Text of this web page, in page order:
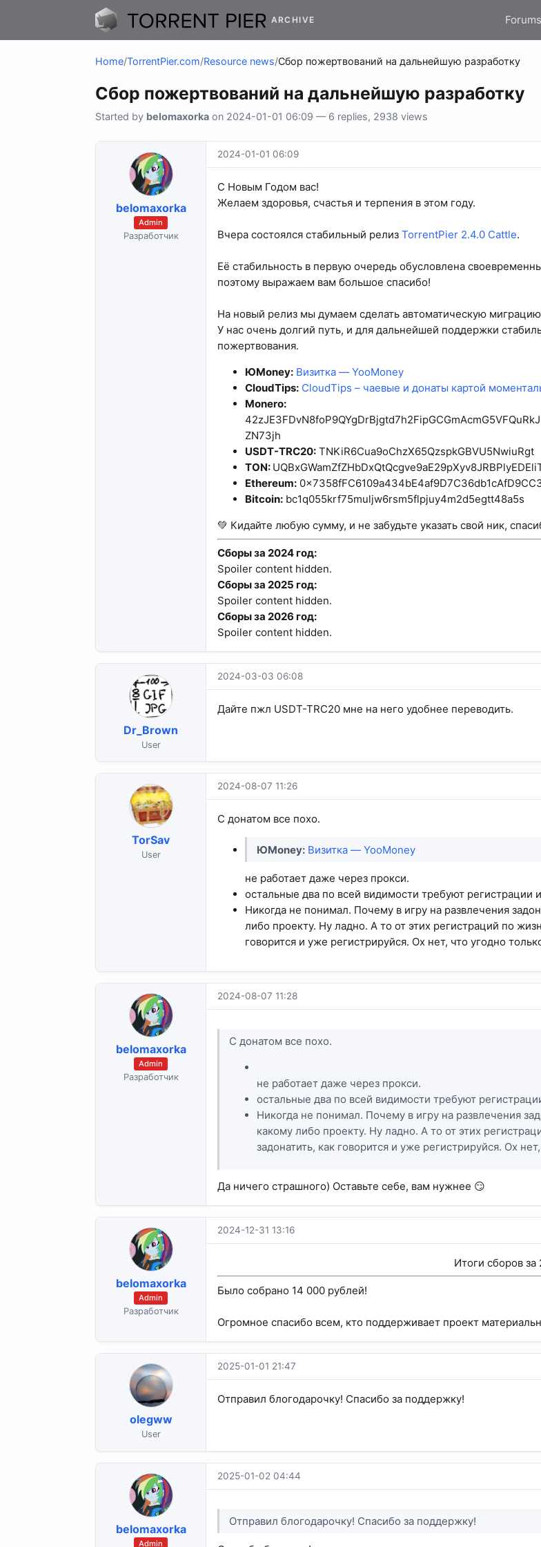
ARCHIVE Forums
Home/TorrentPier.com/Resource news/Сбор пожертвований на дальнейшую разработку
Сбор пожертвований на дальнейшую разработку
Started by belomaxorka on 2024-01-01 06:09 — 6 replies, 2938 views
belomaxorka
Admin
Разработчик
2024-01-01 06:09
С Новым Годом вас!
Желаем здоровья, счастья и терпения в этом году.
Вчера состоялся стабильный релиз TorrentPier 2.4.0 Cattle.
Её стабильность в первую очередь обусловлена
поэтому выражаем вам большое спасибо!
На новый релиз мы думаем сделать автоматическую
У нас очень долгий путь, и для дальнейшей поддержки
пожертвования.
ЮMoney: Визитка — YooMoney
CloudTips: CloudTips – чаевые и донаты картой
Monero:
ZN73jh
USDT-TRC20: TNKiR6Cua9oChzX65QzspkGBVU5NwiuRgt
TON:
Ethereum:
Bitcoin: bc1q055krf75muljw6rsm5flpjuy4m2d5egtt48a5s
💚 Кидайте любую сумму, и не забудьте указать свой ник,
Сборы за 2024 год:
Spoiler content hidden.
Сборы за 2025 год:
Spoiler content hidden.
Сборы за 2026 год:
Spoiler content hidden.
Dr_Brown
User
2024-03-03 06:08
Дайте пжл USDT-TRC20 мне на него удобнее переводить.
TorSav
User
2024-08-07 11:26
С донатом все похо.
ЮMoney: Визитка — YooMoney
не работает даже через прокси.
остальные два по всей видимости требуют регистрации
Никогда не понимал. Почему в игру на развлечения
либо проекту. Ну ладно. А то от этих регистраций по
говорится и уже регистрируйся. Ох нет, что угодно
belomaxorka
Admin
Разработчик
2024-08-07 11:28
С донатом все похо.
не работает даже через прокси.
остальные два по всей видимости требуют
Никогда не понимал. Почему в игру на развлечения
какому либо проекту. Ну ладно. А то от этих
задонатить, как говорится и уже регистрируйся. Ох
Да ничего страшного) Оставьте себе, вам нужнее 😏
belomaxorka
Admin
Разработчик
2024-12-31 13:16
Итоги сборов за
Было собрано 14 000 рублей!
Огромное спасибо всем, кто поддерживает проект
olegww
User
2025-01-01 21:47
Отправил блогодарочку! Спасибо за поддержку!
belomaxorka
Admin
2025-01-02 04:44
Отправил блогодарочку! Спасибо за поддержку!